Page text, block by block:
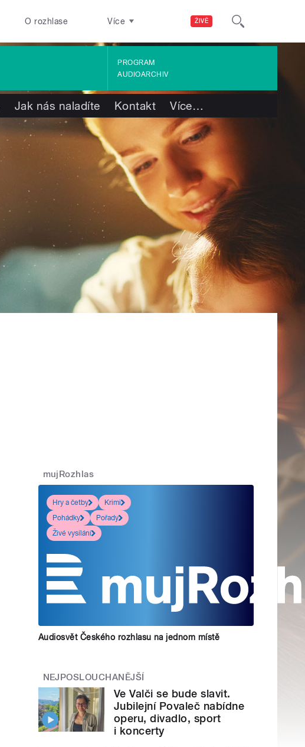
ŽIVĚ
O rozhlase Více
PROGRAM
AUDIOARCHIV
Jak nás naladíte Kontakt Více…
mujRozhlas
Hry a četby
Krimi
Pohádky
Pořady
Živé vysílání
Audiosvět Českého rozhlasu na jednom místě
NEJPOSLOUCHANĚJŠÍ
Ve Valči se bude slavit.
Jubilejní Povaleč nabídne
operu, divadlo, sport
i koncerty